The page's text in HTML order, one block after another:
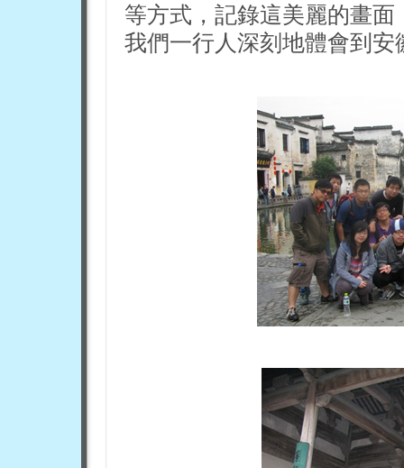
等方式，記錄這美麗的畫
我們一行人深刻地體會到安